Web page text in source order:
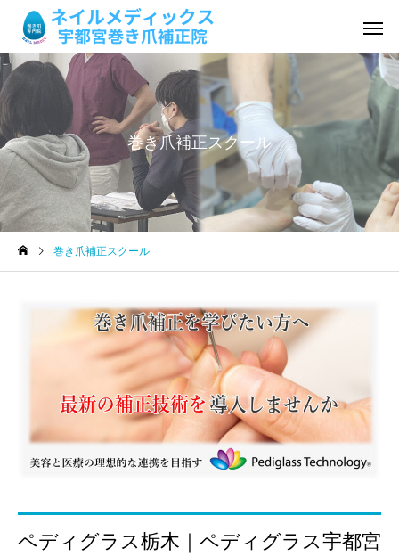
巻き爪補正 陥入爪補
肥厚爪ケア
巻き爪補正スクール
巻き爪補正スクール
ペディグラス栃木｜ペディグラス宇都宮